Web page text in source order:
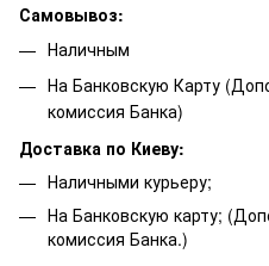
Самовывоз:
Наличным
На Банковскую Карту
комиссия Банка)
Доставка по Киеву:
Наличными курьеру;
На Банковскую карту;
комиссия Банка.)